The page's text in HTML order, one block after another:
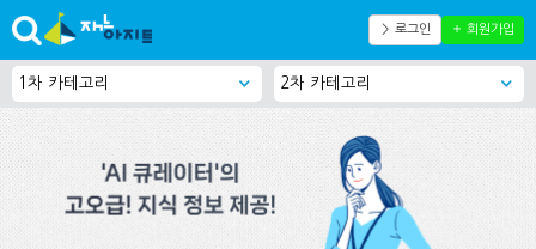
＞ 로그인 ＋ 회원가입